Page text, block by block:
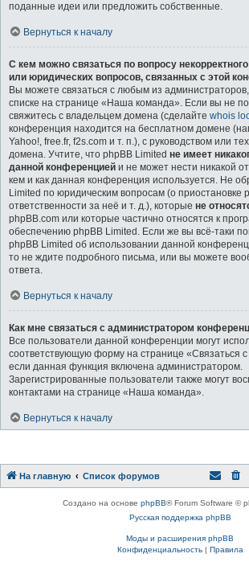
поданные идеи или предложить собственные.
Вернуться к началу
С кем можно связаться по вопросу
или юридических вопросов, связанных с этой
Вы можете связаться с любым из
списке на странице «Наша команда». Если вы не
свяжитесь с владельцем домена (сделайте whois
конференция находится на бесплатном домене
Yahoo!, free.fr, f2s.com и т. п.), с руководством или
домена. Учтите, что phpBB Limited не имеет
данной конференцией и не может нести никакой
кем и как данная конференция используется. Не
Limited по юридическим вопросам (о приостановке
ответственности за неё и т. д.), которые не
phpBB.com или которые частично относятся к
обеспечению phpBB Limited. Если же вы всё-таки
phpBB Limited об использовании данной
то не ждите подробного письма, или вы можете
ответа.
Вернуться к началу
Как мне связаться с администратором
Все пользователи данной конференции могут
соответствующую форму на странице «Связаться
если данная функция включена администратором.
Зарегистрированные пользователи также могут
контактами на странице «Наша команда».
Вернуться к началу
На главную Список форумов
Создано на основе phpBB® Forum Software ©
Русская поддержка phpBB
Моды и расширения phpBB
Конфиденциальность| Правила